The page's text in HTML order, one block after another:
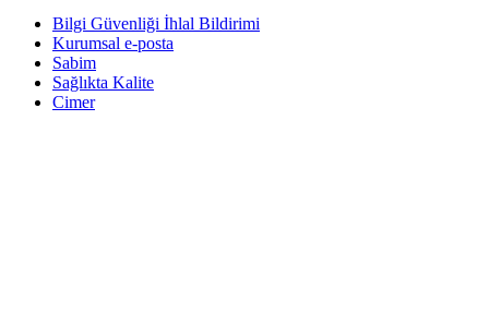
Bilgi Güvenliği İhlal Bildirimi
Kurumsal e-posta
Sabim
Sağlıkta Kalite
Cimer